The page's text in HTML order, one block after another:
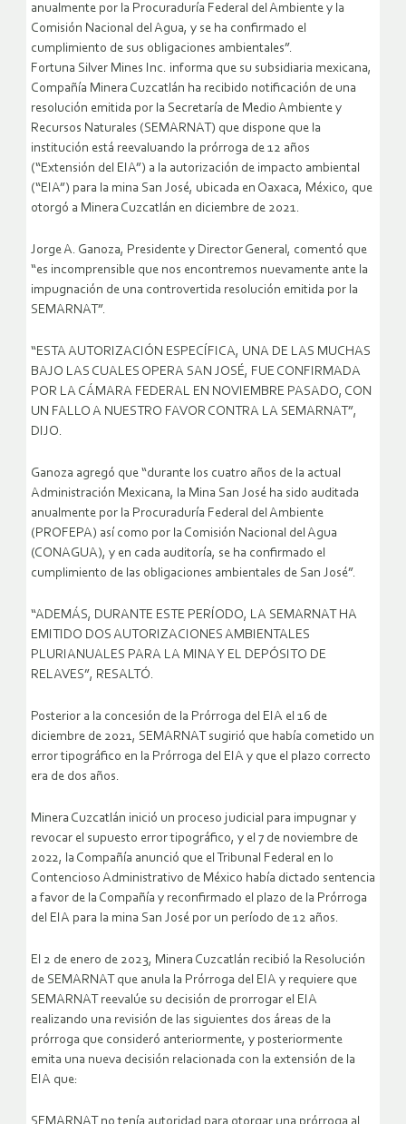
anualmente por la Procuraduría Federal del Ambiente y la
Comisión Nacional del Agua, y se ha confirmado el
cumplimiento de sus obligaciones ambientales”.
Fortuna Silver Mines Inc. informa que su subsidiaria mexicana,
Compañía Minera Cuzcatlán ha recibido notificación de una
resolución emitida por la Secretaría de Medio Ambiente y
Recursos Naturales (SEMARNAT) que dispone que la
institución está reevaluando la prórroga de 12 años
(“Extensión del EIA”) a la autorización de impacto ambiental
(“EIA”) para la mina San José, ubicada en Oaxaca, México, que
otorgó a Minera Cuzcatlán en diciembre de 2021.
Jorge A. Ganoza, Presidente y Director General, comentó que
“es incomprensible que nos encontremos nuevamente ante la
impugnación de una controvertida resolución emitida por la
SEMARNAT”.
“ESTA AUTORIZACIÓN ESPECÍFICA, UNA DE LAS MUCHAS
BAJO LAS CUALES OPERA SAN JOSÉ, FUE CONFIRMADA
POR LA CÁMARA FEDERAL EN NOVIEMBRE PASADO, CON
UN FALLO A NUESTRO FAVOR CONTRA LA SEMARNAT”,
DIJO.
Ganoza agregó que “durante los cuatro años de la actual
Administración Mexicana, la Mina San José ha sido auditada
anualmente por la Procuraduría Federal del Ambiente
(PROFEPA) así como por la Comisión Nacional del Agua
(CONAGUA), y en cada auditoría, se ha confirmado el
cumplimiento de las obligaciones ambientales de San José”.
“ADEMÁS, DURANTE ESTE PERÍODO, LA SEMARNAT HA
EMITIDO DOS AUTORIZACIONES AMBIENTALES
PLURIANUALES PARA LA MINA Y EL DEPÓSITO DE
RELAVES”, RESALTÓ.
Posterior a la concesión de la Prórroga del EIA el 16 de
diciembre de 2021, SEMARNAT sugirió que había cometido un
error tipográfico en la Prórroga del EIA y que el plazo correcto
era de dos años.
Minera Cuzcatlán inició un proceso judicial para impugnar y
revocar el supuesto error tipográfico, y el 7 de noviembre de
2022, la Compañía anunció que el Tribunal Federal en lo
Contencioso Administrativo de México había dictado sentencia
a favor de la Compañía y reconfirmado el plazo de la Prórroga
del EIA para la mina San José por un período de 12 años.
El 2 de enero de 2023, Minera Cuzcatlán recibió la Resolución
de SEMARNAT que anula la Prórroga del EIA y requiere que
SEMARNAT reevalúe su decisión de prorrogar el EIA
realizando una revisión de las siguientes dos áreas de la
prórroga que consideró anteriormente, y posteriormente
emita una nueva decisión relacionada con la extensión de la
EIA que: